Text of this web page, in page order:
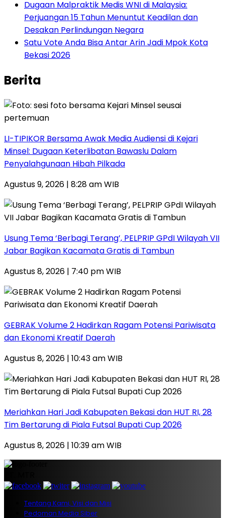
‎Dugaan Malpraktik Medis WNI di Malaysia:
Perjuangan 15 Tahun Menuntut Keadilan dan
Desakan Perlindungan Negara
Satu Vote Anda Bisa Antar Arin Jadi Mpok Kota
Bekasi 2026
Berita
LI-TIPIKOR Bersama Awak Media Audiensi di Kejari
Minsel: Dugaan Keterlibatan Bawaslu Dalam
Penyalahgunaan Hibah Pilkada
Agustus 9, 2026 | 8:28 am WIB
‎Usung Tema ‘Berbagi Terang’, PELPRIP GPdI Wilayah VII
Jabar Bagikan Kacamata Gratis di Tambun
Agustus 8, 2026 | 7:40 pm WIB
GEBRAK Volume 2 Hadirkan Ragam Potensi Pariwisata
dan Ekonomi Kreatif Daerah
Agustus 8, 2026 | 10:43 am WIB
Meriahkan Hari Jadi Kabupaten Bekasi dan HUT RI, 28
Tim Bertarung di Piala Futsal Bupati Cup 2026
Agustus 8, 2026 | 10:39 am WIB
Tentang Kami, Visi dan Misi
Pedoman Media Siber